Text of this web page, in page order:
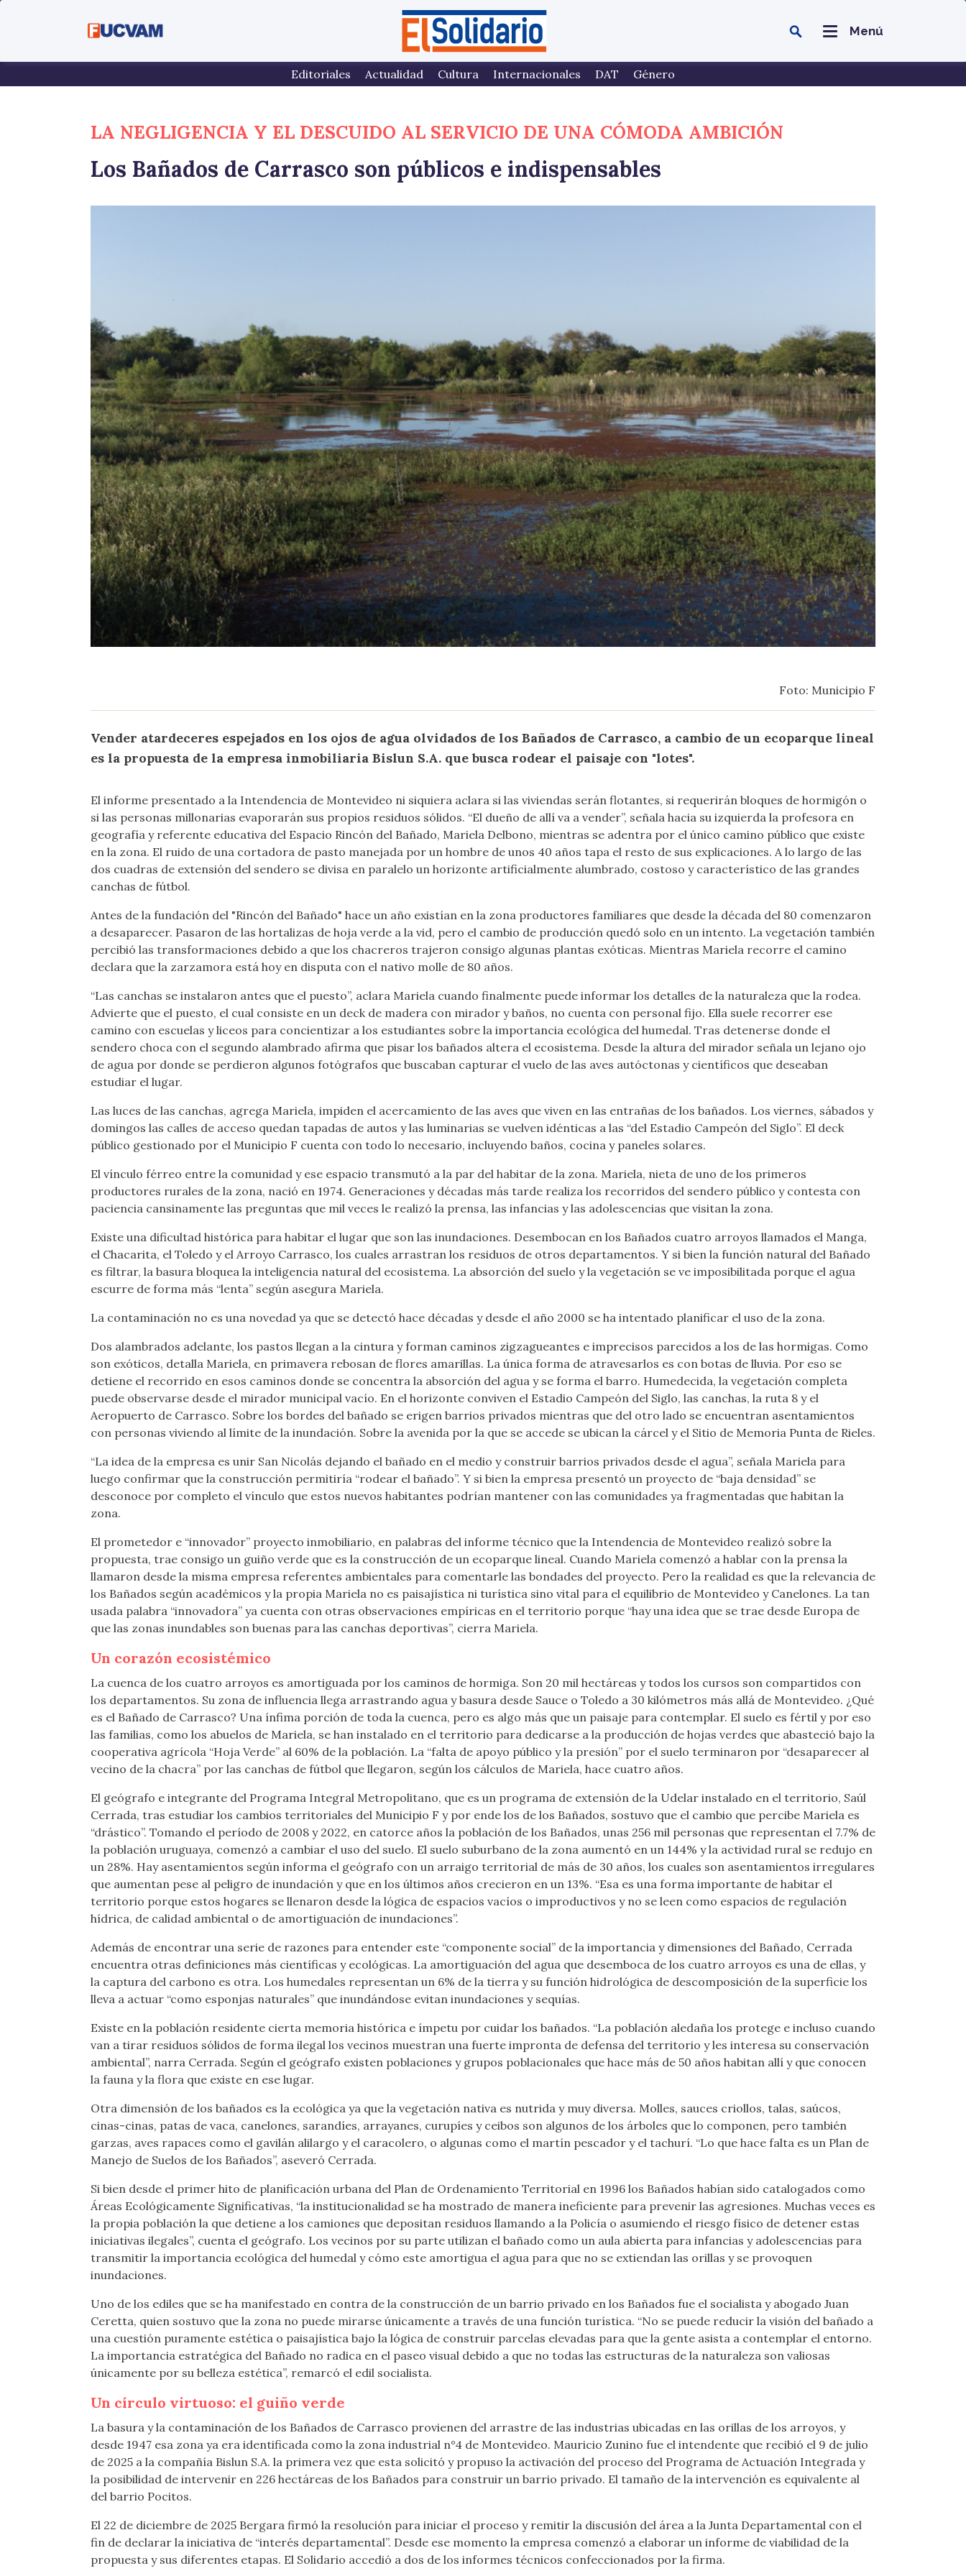
Menú
Editoriales Actualidad Cultura Internacionales DAT Género
LA NEGLIGENCIA Y EL DESCUIDO AL SERVICIO DE UNA CÓMODA AMBICIÓN
Los Bañados de Carrasco son públicos e indispensables
Foto: Municipio F
Vender atardeceres espejados en los ojos de agua olvidados de los Bañados de Carrasco, a cambio de un ecoparque lineal
es la propuesta de la empresa inmobiliaria Bislun S.A. que busca rodear el paisaje con "lotes".
El informe presentado a la Intendencia de Montevideo ni siquiera aclara si las viviendas serán flotantes, si requerirán bloques de hormigón o
si las personas millonarias evaporarán sus propios residuos sólidos. “El dueño de allí va a vender”, señala hacia su izquierda la profesora en
geografía y referente educativa del Espacio Rincón del Bañado, Mariela Delbono, mientras se adentra por el único camino público que existe
en la zona. El ruido de una cortadora de pasto manejada por un hombre de unos 40 años tapa el resto de sus explicaciones. A lo largo de las
dos cuadras de extensión del sendero se divisa en paralelo un horizonte artificialmente alumbrado, costoso y característico de las grandes
canchas de fútbol.
Antes de la fundación del "Rincón del Bañado" hace un año existían en la zona productores familiares que desde la década del 80 comenzaron
a desaparecer. Pasaron de las hortalizas de hoja verde a la vid, pero el cambio de producción quedó solo en un intento. La vegetación también
percibió las transformaciones debido a que los chacreros trajeron consigo algunas plantas exóticas. Mientras Mariela recorre el camino
declara que la zarzamora está hoy en disputa con el nativo molle de 80 años.
“Las canchas se instalaron antes que el puesto”, aclara Mariela cuando finalmente puede informar los detalles de la naturaleza que la rodea.
Advierte que el puesto, el cual consiste en un deck de madera con mirador y baños, no cuenta con personal fijo. Ella suele recorrer ese
camino con escuelas y liceos para concientizar a los estudiantes sobre la importancia ecológica del humedal. Tras detenerse donde el
sendero choca con el segundo alambrado afirma que pisar los bañados altera el ecosistema. Desde la altura del mirador señala un lejano ojo
de agua por donde se perdieron algunos fotógrafos que buscaban capturar el vuelo de las aves autóctonas y científicos que deseaban
estudiar el lugar.
Las luces de las canchas, agrega Mariela, impiden el acercamiento de las aves que viven en las entrañas de los bañados. Los viernes, sábados y
domingos las calles de acceso quedan tapadas de autos y las luminarias se vuelven idénticas a las “del Estadio Campeón del Siglo”. El deck
público gestionado por el Municipio F cuenta con todo lo necesario, incluyendo baños, cocina y paneles solares.
El vínculo férreo entre la comunidad y ese espacio transmutó a la par del habitar de la zona. Mariela, nieta de uno de los primeros
productores rurales de la zona, nació en 1974. Generaciones y décadas más tarde realiza los recorridos del sendero público y contesta con
paciencia cansinamente las preguntas que mil veces le realizó la prensa, las infancias y las adolescencias que visitan la zona.
Existe una dificultad histórica para habitar el lugar que son las inundaciones. Desembocan en los Bañados cuatro arroyos llamados el Manga,
el Chacarita, el Toledo y el Arroyo Carrasco, los cuales arrastran los residuos de otros departamentos. Y si bien la función natural del Bañado
es filtrar, la basura bloquea la inteligencia natural del ecosistema. La absorción del suelo y la vegetación se ve imposibilitada porque el agua
escurre de forma más “lenta” según asegura Mariela.
La contaminación no es una novedad ya que se detectó hace décadas y desde el año 2000 se ha intentado planificar el uso de la zona.
Dos alambrados adelante, los pastos llegan a la cintura y forman caminos zigzagueantes e imprecisos parecidos a los de las hormigas. Como
son exóticos, detalla Mariela, en primavera rebosan de flores amarillas. La única forma de atravesarlos es con botas de lluvia. Por eso se
detiene el recorrido en esos caminos donde se concentra la absorción del agua y se forma el barro. Humedecida, la vegetación completa
puede observarse desde el mirador municipal vacío. En el horizonte conviven el Estadio Campeón del Siglo, las canchas, la ruta 8 y el
Aeropuerto de Carrasco. Sobre los bordes del bañado se erigen barrios privados mientras que del otro lado se encuentran asentamientos
con personas viviendo al límite de la inundación. Sobre la avenida por la que se accede se ubican la cárcel y el Sitio de Memoria Punta de Rieles.
“La idea de la empresa es unir San Nicolás dejando el bañado en el medio y construir barrios privados desde el agua”, señala Mariela para
luego confirmar que la construcción permitiría “rodear el bañado”. Y si bien la empresa presentó un proyecto de “baja densidad” se
desconoce por completo el vínculo que estos nuevos habitantes podrían mantener con las comunidades ya fragmentadas que habitan la
zona.
El prometedor e “innovador” proyecto inmobiliario, en palabras del informe técnico que la Intendencia de Montevideo realizó sobre la
propuesta, trae consigo un guiño verde que es la construcción de un ecoparque lineal. Cuando Mariela comenzó a hablar con la prensa la
llamaron desde la misma empresa referentes ambientales para comentarle las bondades del proyecto. Pero la realidad es que la relevancia de
los Bañados según académicos y la propia Mariela no es paisajística ni turística sino vital para el equilibrio de Montevideo y Canelones. La tan
usada palabra “innovadora” ya cuenta con otras observaciones empíricas en el territorio porque “hay una idea que se trae desde Europa de
que las zonas inundables son buenas para las canchas deportivas”, cierra Mariela.
Un corazón ecosistémico
La cuenca de los cuatro arroyos es amortiguada por los caminos de hormiga. Son 20 mil hectáreas y todos los cursos son compartidos con
los departamentos. Su zona de influencia llega arrastrando agua y basura desde Sauce o Toledo a 30 kilómetros más allá de Montevideo. ¿Qué
es el Bañado de Carrasco? Una ínfima porción de toda la cuenca, pero es algo más que un paisaje para contemplar. El suelo es fértil y por eso
las familias, como los abuelos de Mariela, se han instalado en el territorio para dedicarse a la producción de hojas verdes que abasteció bajo la
cooperativa agrícola “Hoja Verde” al 60% de la población. La “falta de apoyo público y la presión” por el suelo terminaron por “desaparecer al
vecino de la chacra” por las canchas de fútbol que llegaron, según los cálculos de Mariela, hace cuatro años.
El geógrafo e integrante del Programa Integral Metropolitano, que es un programa de extensión de la Udelar instalado en el territorio, Saúl
Cerrada, tras estudiar los cambios territoriales del Municipio F y por ende los de los Bañados, sostuvo que el cambio que percibe Mariela es
“drástico”. Tomando el período de 2008 y 2022, en catorce años la población de los Bañados, unas 256 mil personas que representan el 7.7% de
la población uruguaya, comenzó a cambiar el uso del suelo. El suelo suburbano de la zona aumentó en un 144% y la actividad rural se redujo en
un 28%. Hay asentamientos según informa el geógrafo con un arraigo territorial de más de 30 años, los cuales son asentamientos irregulares
que aumentan pese al peligro de inundación y que en los últimos años crecieron en un 13%. “Esa es una forma importante de habitar el
territorio porque estos hogares se llenaron desde la lógica de espacios vacíos o improductivos y no se leen como espacios de regulación
hídrica, de calidad ambiental o de amortiguación de inundaciones”.
Además de encontrar una serie de razones para entender este “componente social” de la importancia y dimensiones del Bañado, Cerrada
encuentra otras definiciones más científicas y ecológicas. La amortiguación del agua que desemboca de los cuatro arroyos es una de ellas, y
la captura del carbono es otra. Los humedales representan un 6% de la tierra y su función hidrológica de descomposición de la superficie los
lleva a actuar “como esponjas naturales” que inundándose evitan inundaciones y sequías.
Existe en la población residente cierta memoria histórica e ímpetu por cuidar los bañados. “La población aledaña los protege e incluso cuando
van a tirar residuos sólidos de forma ilegal los vecinos muestran una fuerte impronta de defensa del territorio y les interesa su conservación
ambiental”, narra Cerrada. Según el geógrafo existen poblaciones y grupos poblacionales que hace más de 50 años habitan allí y que conocen
la fauna y la flora que existe en ese lugar.
Otra dimensión de los bañados es la ecológica ya que la vegetación nativa es nutrida y muy diversa. Molles, sauces criollos, talas, saúcos,
cinas-cinas, patas de vaca, canelones, sarandíes, arrayanes, curupíes y ceibos son algunos de los árboles que lo componen, pero también
garzas, aves rapaces como el gavilán alilargo y el caracolero, o algunas como el martín pescador y el tachurí. “Lo que hace falta es un Plan de
Manejo de Suelos de los Bañados”, aseveró Cerrada.
Si bien desde el primer hito de planificación urbana del Plan de Ordenamiento Territorial en 1996 los Bañados habían sido catalogados como
Áreas Ecológicamente Significativas, “la institucionalidad se ha mostrado de manera ineficiente para prevenir las agresiones. Muchas veces es
la propia población la que detiene a los camiones que depositan residuos llamando a la Policía o asumiendo el riesgo físico de detener estas
iniciativas ilegales”, cuenta el geógrafo. Los vecinos por su parte utilizan el bañado como un aula abierta para infancias y adolescencias para
transmitir la importancia ecológica del humedal y cómo este amortigua el agua para que no se extiendan las orillas y se provoquen
inundaciones.
Uno de los ediles que se ha manifestado en contra de la construcción de un barrio privado en los Bañados fue el socialista y abogado Juan
Ceretta, quien sostuvo que la zona no puede mirarse únicamente a través de una función turística. “No se puede reducir la visión del bañado a
una cuestión puramente estética o paisajística bajo la lógica de construir parcelas elevadas para que la gente asista a contemplar el entorno.
La importancia estratégica del Bañado no radica en el paseo visual debido a que no todas las estructuras de la naturaleza son valiosas
únicamente por su belleza estética”, remarcó el edil socialista.
Un círculo virtuoso: el guiño verde
La basura y la contaminación de los Bañados de Carrasco provienen del arrastre de las industrias ubicadas en las orillas de los arroyos, y
desde 1947 esa zona ya era identificada como la zona industrial n°4 de Montevideo. Mauricio Zunino fue el intendente que recibió el 9 de julio
de 2025 a la compañía Bislun S.A. la primera vez que esta solicitó y propuso la activación del proceso del Programa de Actuación Integrada y
la posibilidad de intervenir en 226 hectáreas de los Bañados para construir un barrio privado. El tamaño de la intervención es equivalente al
del barrio Pocitos.
El 22 de diciembre de 2025 Bergara firmó la resolución para iniciar el proceso y remitir la discusión del área a la Junta Departamental con el
fin de declarar la iniciativa de “interés departamental”. Desde ese momento la empresa comenzó a elaborar un informe de viabilidad de la
propuesta y sus diferentes etapas. El Solidario accedió a dos de los informes técnicos confeccionados por la firma.